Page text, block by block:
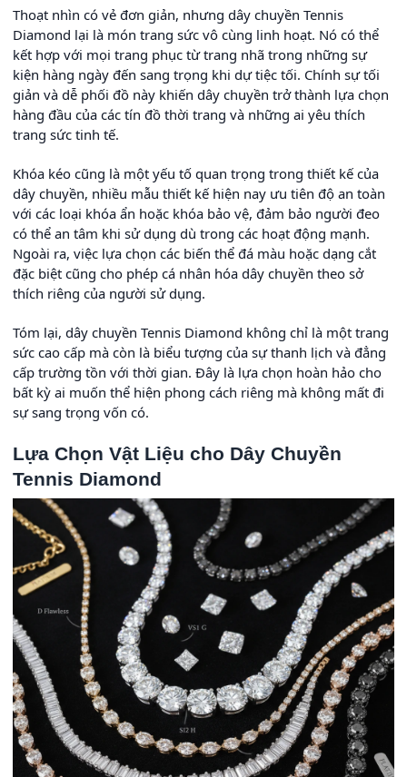
Thoạt nhìn có vẻ đơn giản, nhưng dây chuyền Tennis
Diamond lại là món trang sức vô cùng linh hoạt. Nó có thể
kết hợp với mọi trang phục từ trang nhã trong những sự
kiện hàng ngày đến sang trọng khi dự tiệc tối. Chính sự tối
giản và dễ phối đồ này khiến dây chuyền trở thành lựa chọn
hàng đầu của các tín đồ thời trang và những ai yêu thích
trang sức tinh tế.
Khóa kéo cũng là một yếu tố quan trọng trong thiết kế của
dây chuyền, nhiều mẫu thiết kế hiện nay ưu tiên độ an toàn
với các loại khóa ẩn hoặc khóa bảo vệ, đảm bảo người đeo
có thể an tâm khi sử dụng dù trong các hoạt động mạnh.
Ngoài ra, việc lựa chọn các biến thể đá màu hoặc dạng cắt
đặc biệt cũng cho phép cá nhân hóa dây chuyền theo sở
thích riêng của người sử dụng.
Tóm lại, dây chuyền Tennis Diamond không chỉ là một trang
sức cao cấp mà còn là biểu tượng của sự thanh lịch và đẳng
cấp trường tồn với thời gian. Đây là lựa chọn hoàn hảo cho
bất kỳ ai muốn thể hiện phong cách riêng mà không mất đi
sự sang trọng vốn có.
Lựa Chọn Vật Liệu cho Dây Chuyền
Tennis Diamond